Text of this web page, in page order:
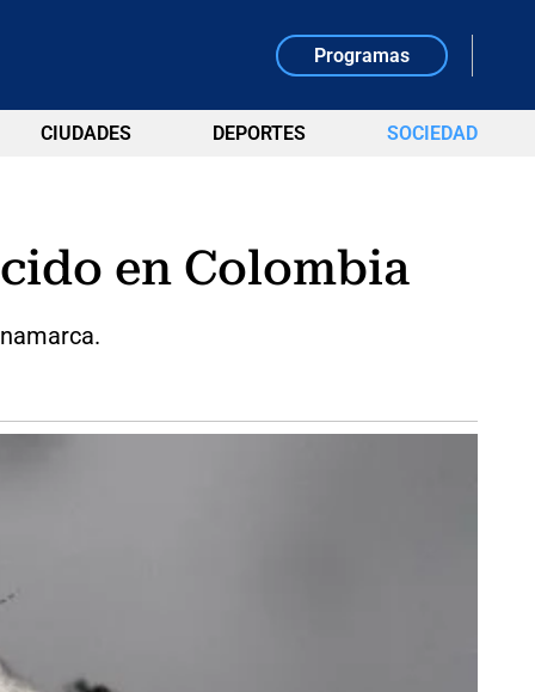
Programas
CIUDADES DEPORTES SOCIEDAD
en Colombia